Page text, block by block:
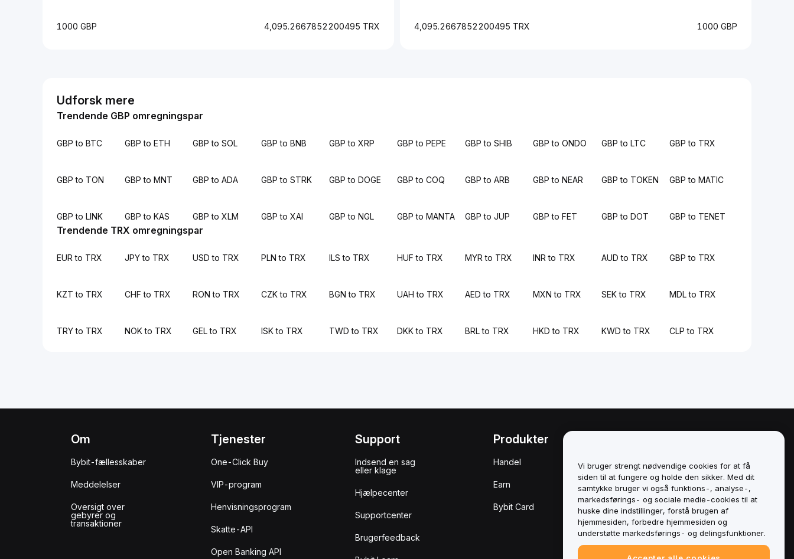
4,095.2667852200495 TRX 1000 GBP
1000 GBP 4,095.2667852200495 TRX
Udforsk mere
Trendende GBP omregningspar
GBP to BTC GBP to ETH GBP to SOL GBP to BNB GBP to XRP GBP to PEPE GBP to SHIB GBP to ONDO GBP to LTC GBP to TRX
GBP to TON GBP to MNT GBP to ADA GBP to STRK GBP to DOGE GBP to COQ GBP to ARB GBP to NEAR GBP to TOKEN GBP to MATIC
GBP to LINK GBP to KAS GBP to XLM GBP to XAI GBP to NGL GBP to MANTA GBP to JUP GBP to FET GBP to DOT GBP to TENET
Trendende TRX omregningspar
EUR to TRX JPY to TRX USD to TRX PLN to TRX ILS to TRX HUF to TRX MYR to TRX INR to TRX AUD to TRX GBP to TRX
KZT to TRX CHF to TRX RON to TRX CZK to TRX BGN to TRX UAH to TRX AED to TRX MXN to TRX SEK to TRX MDL to TRX
TRY to TRX NOK to TRX GEL to TRX ISK to TRX TWD to TRX DKK to TRX BRL to TRX HKD to TRX KWD to TRX CLP to TRX
Om
Bybit-fællesskaber
Meddelelser
Oversigt over
gebyrer og
transaktioner
Tjenester
One-Click Buy
VIP-program
Henvisningsprogram
Skatte-API
Open Banking API
Support
Indsend en sag
eller klage
Hjælpecenter
Supportcenter
Brugerfeedback
Produkter
Handel
Earn
Bybit Card
Politik om
interessekonflikter
Oversigt over politikken for
opbevaring og
administration
ESG-oplysninger
Crypto-Asset White Papers
Vi bruger strengt nødvendige cookies for at få
siden til at fungere og holde den sikker. Med dit
samtykke bruger vi også funktions-, analyse-,
markedsførings- og sociale medie-cookies til at
huske dine indstillinger, forstå brugen af
hjemmesiden, forbedre hjemmesiden og
understøtte markedsførings- og delingsfunktioner.